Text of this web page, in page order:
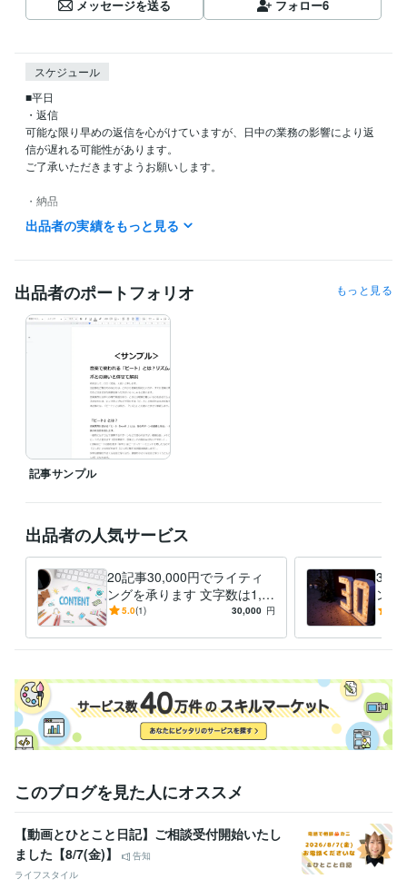
メッセージを送る フォロー6
スケジュール
■平日
・返信
可能な限り早めの返信を心がけていますが、日中の業務の影響により返
信が遅れる可能性があります。
ご了承いただきますようお願いします。
・納品
2,000文字以内なら、翌日中納品予定
ビジネス・クリエイティブツール
WordPress:4年Excel:15年Google サイト:8年
Google スプレッドシート:10年
Google Analytics:10年Google Search Console:8年
Google Tag Manager:8年PageSpeed Insights:8年
Yahoo!タグマネージャー:5年
ライティング・翻訳 【文章】コンテンツマーケティング
Webマーケティング
学歴
出品者の実績をもっと見る
出品者のポートフォリオ もっと見る
記事サンプル
出品者の人気サービス
20記事30,000円でライティ
ングを承ります 文字数は1,0
00文字程度です
5.0(1) 30,000 円
30記
ング
00
このブログを見た人にオススメ
【動画とひとこと日記】ご相談受付開始いたし
ました【8/7(金)】
告知
ライフスタイル